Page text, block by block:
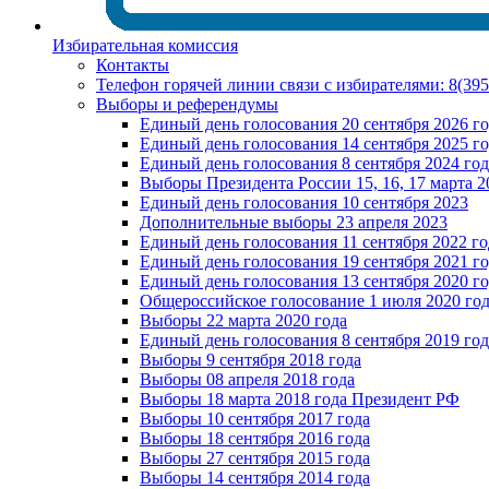
Избирательная комиссия
Контакты
Телефон горячей линии связи с избирателями:
Выборы и референдумы
Единый день голосования 20 сентября 2026
Единый день голосования 14 сентября 2025
Единый день голосования 8 сентября 2024
Выборы Президента России 15, 16, 17 марта
Единый день голосования 10 сентября 2023
Дополнительные выборы 23 апреля 2023
Единый день голосования 11 сентября 2022
Единый день голосования 19 сентября 2021
Единый день голосования 13 сентября 2020
Общероссийское голосование 1 июля 2020
Выборы 22 марта 2020 года
Единый день голосования 8 сентября 2019
Выборы 9 сентября 2018 года
Выборы 08 апреля 2018 года
Выборы 18 марта 2018 года Президент РФ
Выборы 10 сентября 2017 года
Выборы 18 сентября 2016 года
Выборы 27 сентября 2015 года
Выборы 14 сентября 2014 года